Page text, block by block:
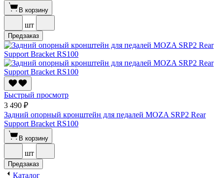
В корзину
шт
Предзаказ
Быстрый просмотр
3 490 ₽
Задний опорный кронштейн для педалей MOZA SRP2 Rear
Support Bracket RS100
В корзину
шт
Предзаказ
Каталог